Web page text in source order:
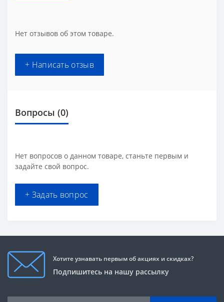
Нет отзывов об этом товаре.
+ Написать отзыв
Вопросы (0)
Нет вопросов о данном товаре, станьте первым и
задайте свой вопрос.
+ Задать вопрос
Хотите узнавать первым об акциях и скидках?
Подпишитесь на нашу рассылку